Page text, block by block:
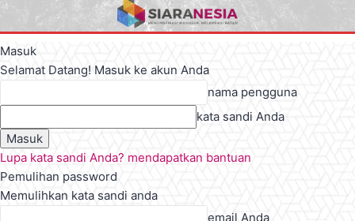
Masuk
Selamat Datang! Masuk ke akun Anda
nama pengguna
kata sandi Anda
Lupa kata sandi Anda? mendapatkan bantuan
Pemulihan password
Memulihkan kata sandi anda
email Anda